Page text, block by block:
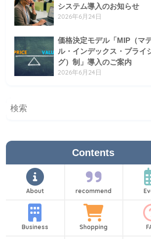
システム導入のお知らせ
2026年6月24日
価格決定モデル「MIP（マ
ル・インデックス・プライ
グ）制」導入のご案内
2026年6月24日
Contents
About recommend
Business Shopping